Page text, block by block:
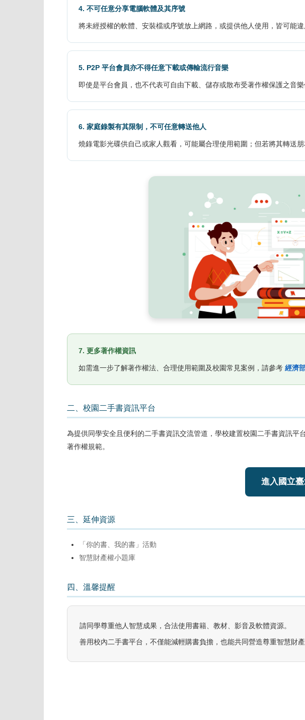
4. 不可任意分享電腦軟體及其序號
將未經授權的軟體、安裝檔或序號放上網路，或提供他人使用，皆可能違
5. P2P 平台會員亦不得任意下載或傳輸流行音樂
即使是平台會員，也不代表可自由下載、儲存或散布受著作權保護之音樂
6. 家庭錄製有其限制，不可任意轉送他人
燒錄電影光碟供自己或家人觀看，可能屬合理使用範圍；但若將其轉送朋
7. 更多著作權資訊
如需進一步了解著作權法、合理使用範圍及校園常見案例，請參考 經濟
二、校園二手書資訊平台
為提供同學安全且便利的二手書資訊交流管道，學校建置校園二手書資訊
著作權規範。
進入國立
三、延伸資源
「你的書、我的書」活動
智慧財產權小題庫
四、溫馨提醒
請同學尊重他人智慧成果，合法使用書籍、教材、影音及軟體資源。
善用校內二手書平台，不僅能減輕購書負擔，也能共同營造尊重智慧財產